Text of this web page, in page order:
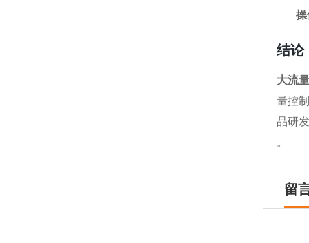
操
结论
大流
量控
品研
。
留